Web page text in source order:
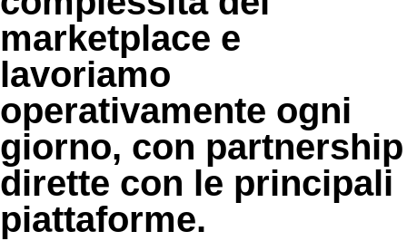
marketplace e
lavoriamo
operativamente ogni
giorno, con partnership
dirette con le principali
piattaforme.